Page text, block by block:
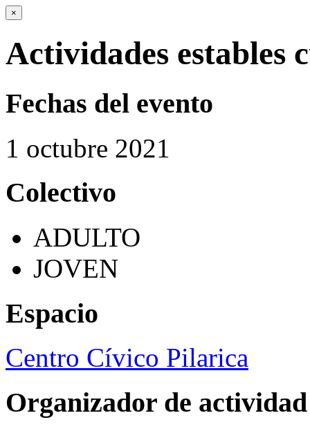
×
Actividades estables
Fechas del evento
1 octubre 2021
Colectivo
ADULTO
JOVEN
Espacio
Centro Cívico Pilarica
Organizador de actividad